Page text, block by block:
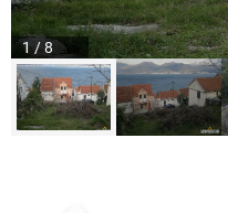
1 / 8